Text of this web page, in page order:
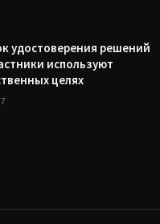
удостоверения решений
используют
целях